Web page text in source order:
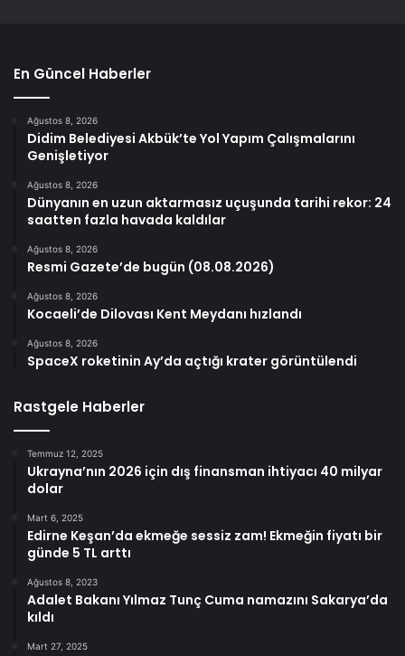
En Güncel Haberler
Ağustos 8, 2026
Didim Belediyesi Akbük’te Yol Yapım Çalışmalarını
Genişletiyor
Ağustos 8, 2026
Dünyanın en uzun aktarmasız uçuşunda tarihi rekor: 24
saatten fazla havada kaldılar
Ağustos 8, 2026
Resmi Gazete’de bugün (08.08.2026)
Ağustos 8, 2026
Kocaeli’de Dilovası Kent Meydanı hızlandı
Ağustos 8, 2026
SpaceX roketinin Ay’da açtığı krater görüntülendi
Rastgele Haberler
Temmuz 12, 2025
Ukrayna’nın 2026 için dış finansman ihtiyacı 40 milyar
dolar
Mart 6, 2025
Edirne Keşan’da ekmeğe sessiz zam! Ekmeğin fiyatı bir
günde 5 TL arttı
Ağustos 8, 2023
Adalet Bakanı Yılmaz Tunç Cuma namazını Sakarya’da
kıldı
Mart 27, 2025